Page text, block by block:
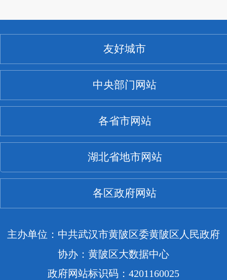
友好城市
中央部门网站
各省市网站
湖北省地市网站
各区政府网站
主办单位：中共武汉市黄陂区委黄陂区人民政府
协办：黄陂区大数据中心
政府网站标识码：4201160025